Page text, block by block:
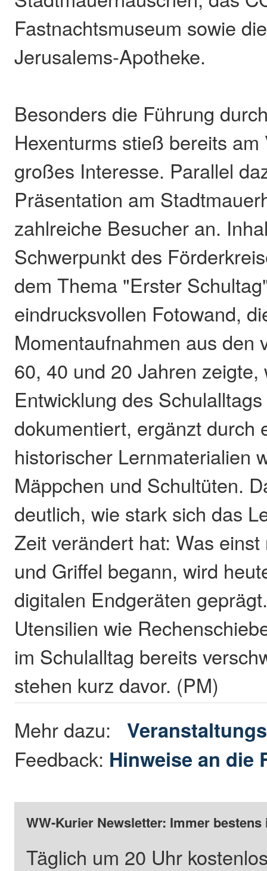
Fastnachtsmuseum sowie
Jerusalems-Apotheke.
Besonders die Führung
Hexenturms stieß bereits
großes Interesse. Parallel
Präsentation am
zahlreiche Besucher an.
Schwerpunkt des
dem Thema "Erster
eindrucksvollen Fotowand,
Momentaufnahmen aus den
60, 40 und 20 Jahren zeigte,
Entwicklung des
dokumentiert, ergänzt durch
historischer Lernmaterialien
Mäppchen und Schultüten.
deutlich, wie stark sich das
Zeit verändert hat: Was
und Griffel begann, wird
digitalen Endgeräten
Utensilien wie
im Schulalltag bereits
stehen kurz davor. (PM)
Mehr dazu:
Feedback: Hinweise an die
WW-Kurier Newsletter: Immer
Täglich um 20 Uhr